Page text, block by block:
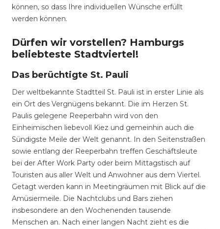
können, so dass Ihre individuellen Wünsche erfüllt
werden können.
Dürfen wir vorstellen? Hamburgs
beliebteste Stadtviertel!
Das berüchtigte St. Pauli
Der weltbekannte Stadtteil St. Pauli ist in erster Linie als
ein Ort des Vergnügens bekannt. Die im Herzen St.
Paulis gelegene Reeperbahn wird von den
Einheimischen liebevoll Kiez und gemeinhin auch die
Sündigste Meile der Welt genannt. In den Seitenstraßen
sowie entlang der Reeperbahn treffen Geschäftsleute
bei der After Work Party oder beim Mittagstisch auf
Touristen aus aller Welt und Anwohner aus dem Viertel.
Getagt werden kann in Meetingräumen mit Blick auf die
Amüsiermeile. Die Nachtclubs und Bars ziehen
insbesondere an den Wochenenden tausende
Menschen an. Nach einer langen Nacht zieht es die